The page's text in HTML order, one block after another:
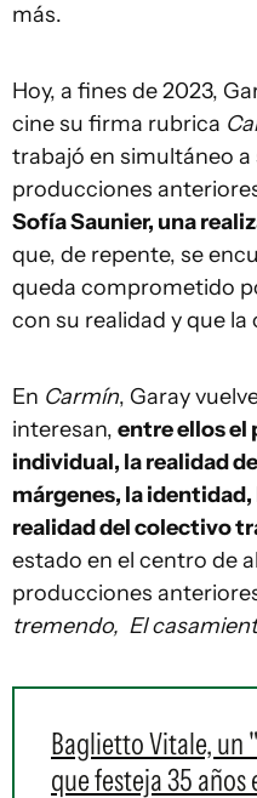
más.
Hoy, a fines de 2023,
cine su firma rubrica
trabajó en simultáneo
producciones
Sofía Saunier, una
que, de repente, se
queda comprometido
con su realidad y que la
En Carmín, Garay
interesan, entre ellos el
individual, la realidad
márgenes, la identidad,
realidad del colectivo
estado en el centro de
producciones
tremendo, El
Baglietto Vitale,
que festeja 35